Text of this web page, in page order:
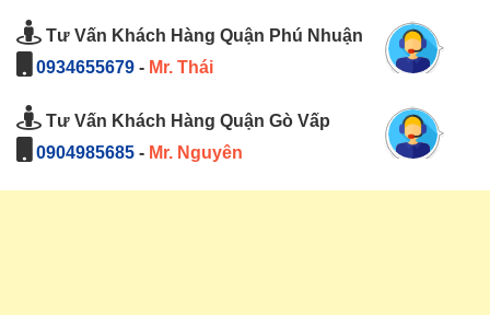
Tư Vấn Khách Hàng Quận Phú Nhuận
0934655679 - Mr. Thái
Tư Vấn Khách Hàng Quận Gò Vấp
0904985685 - Mr. Nguyên